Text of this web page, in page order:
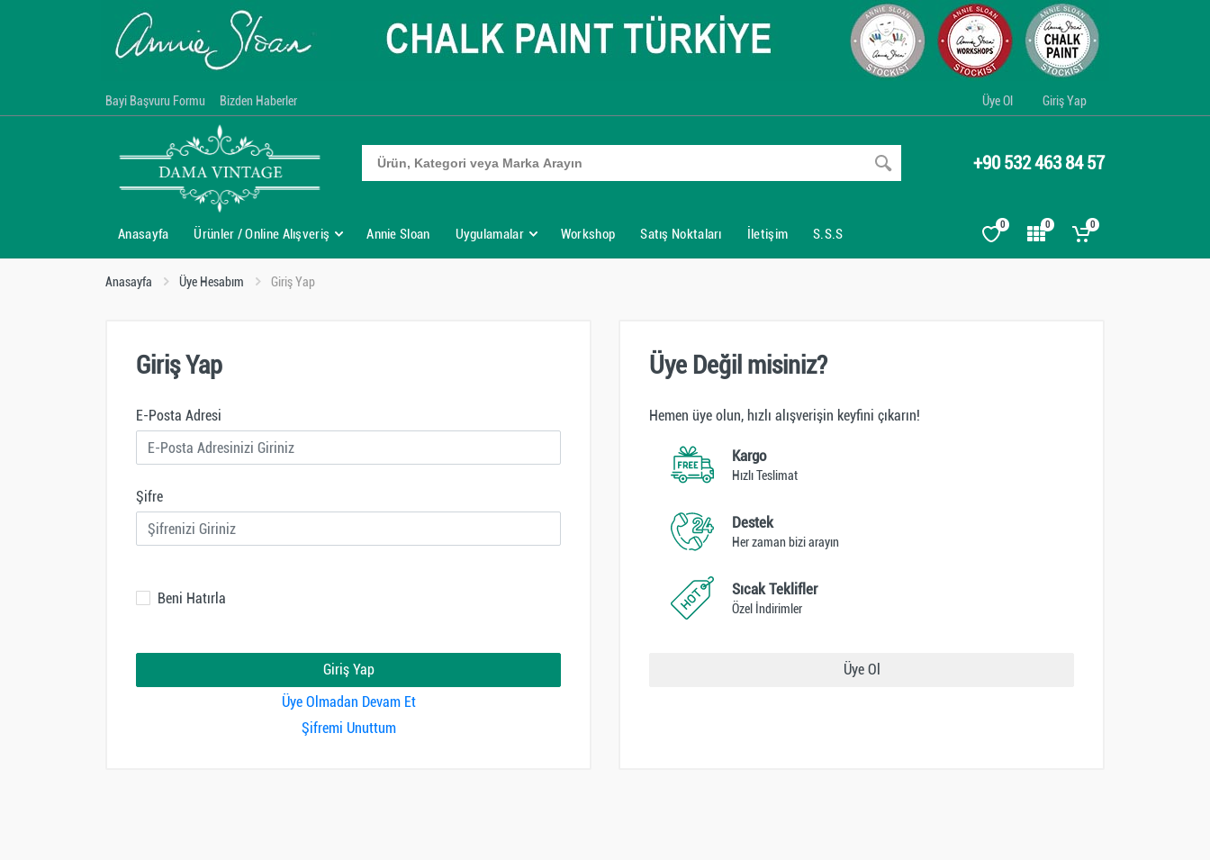
Bayi Başvuru Formu Bizden Haberler Üye Ol Giriş Yap
+90 532 463 84 57
Anasayfa Ürünler / Online Alışveriş Annie Sloan Uygulamalar Workshop Satış Noktaları İletişim S.S.S
0 0 0
Anasayfa Üye Hesabım Giriş Yap
Giriş Yap
E-Posta Adresi
Şifre
Beni Hatırla
Giriş Yap
Üye Olmadan Devam Et
Şifremi Unuttum
Üye Değil misiniz?
Hemen üye olun, hızlı alışverişin keyfini çıkarın!
Kargo
Hızlı Teslimat
Destek
Her zaman bizi arayın
Sıcak Teklifler
Özel İndirimler
Üye Ol